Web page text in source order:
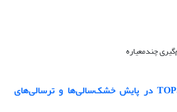
چندمعیاره
کاربرد شاخص TOPSIS در پایش خشک‌سالی‌ها و ترسالی‌های